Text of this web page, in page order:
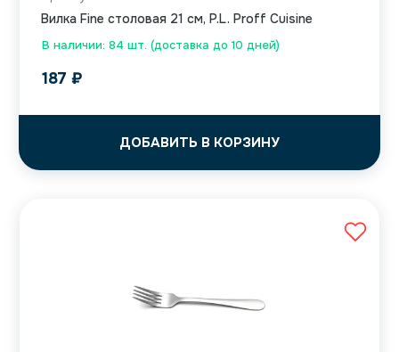
В наличии: 84 шт. (доставка до 10 дней)
Вилка Fine столовая 21 см, P.L. Proff Cuisine
187 ₽
ДОБАВИТЬ В КОРЗИНУ